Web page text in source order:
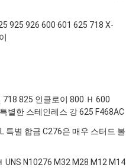
925 926 600 601 625 718 X-
825 인콜로이 800 Ｈ 600
별한 스테인레스 강 625 F468AC
특별 합금 C276은 매우 스터드 볼
UNS N10276 M32 M28 M12 M14